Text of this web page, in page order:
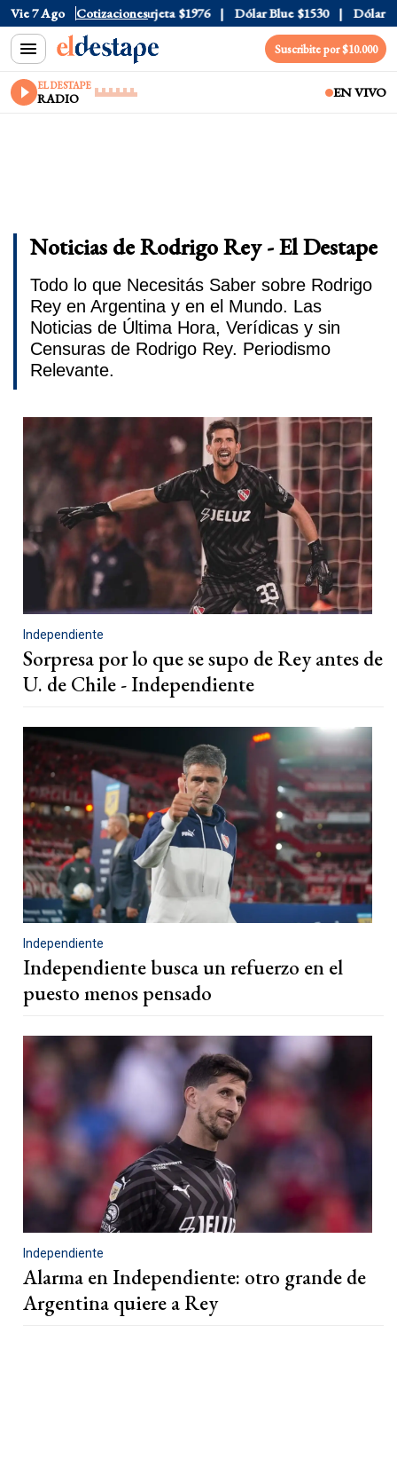
Vie 7 Ago Cotizaciones
$1520 Dólar Tarjeta $1976 Dólar Blue $1530 Dólar CCL
Suscribite por $10.000
EL DESTAPE
RADIO EN VIVO
Noticias de Rodrigo Rey - El Destape
Todo lo que Necesitás Saber sobre Rodrigo
Rey en Argentina y en el Mundo. Las
Noticias de Última Hora, Verídicas y sin
Censuras de Rodrigo Rey. Periodismo
Relevante.
Independiente
Sorpresa por lo que se supo de Rey antes de
U. de Chile - Independiente
Independiente
Independiente busca un refuerzo en el
puesto menos pensado
Independiente
Alarma en Independiente: otro grande de
Argentina quiere a Rey